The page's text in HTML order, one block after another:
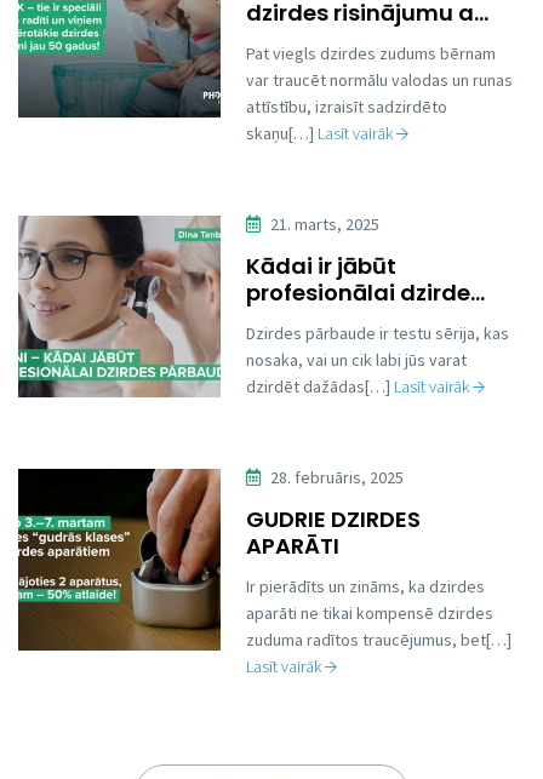
dzirdes risinājumu a...
Pat viegls dzirdes zudums bērnam
var traucēt normālu valodas un runas
attīstību, izraisīt sadzirdēto
skaņu[…] Lasīt vairāk
21. marts, 2025
Kādai ir jābūt
profesionālai dzirde...
Dzirdes pārbaude ir testu sērija, kas
nosaka, vai un cik labi jūs varat
dzirdēt dažādas[…] Lasīt vairāk
28. februāris, 2025
GUDRIE DZIRDES
APARĀTI
Ir pierādīts un zināms, ka dzirdes
aparāti ne tikai kompensē dzirdes
zuduma radītos traucējumus, bet[…]
Lasīt vairāk